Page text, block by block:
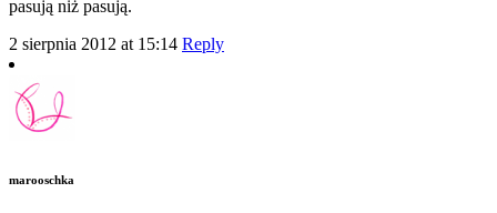
pasują niż pasują.
2 sierpnia 2012 at 15:14 Reply
marooschka